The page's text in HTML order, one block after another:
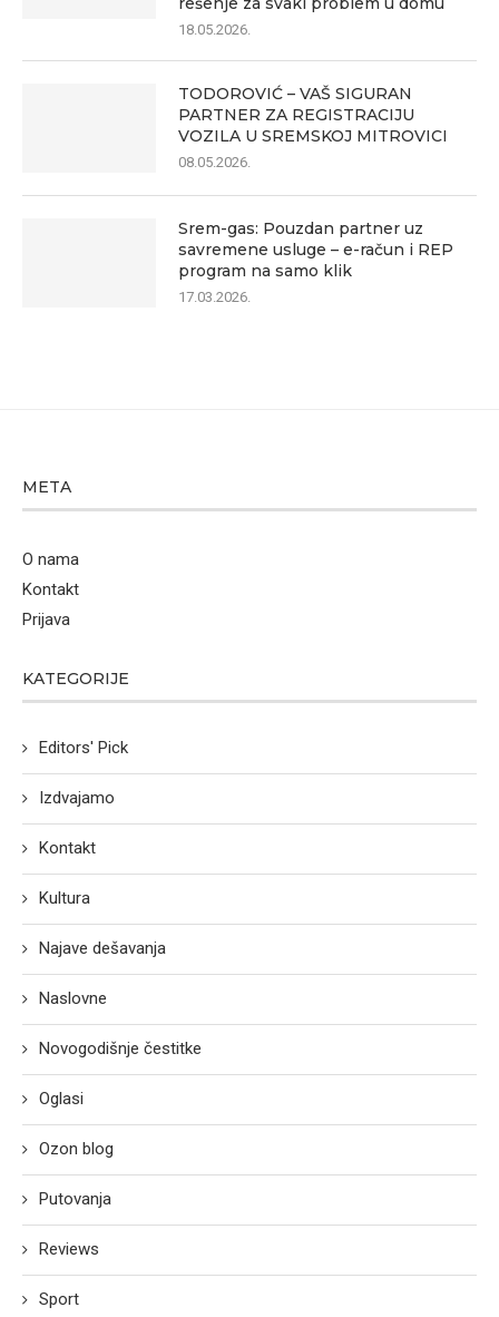
18.05.2026.
TODOROVIĆ – VAŠ SIGURAN
PARTNER ZA REGISTRACIJU
VOZILA U SREMSKOJ MITROVICI
08.05.2026.
Srem-gas: Pouzdan partner uz
savremene usluge – e-račun i REP
program na samo klik
17.03.2026.
META
O nama
Kontakt
Prijava
KATEGORIJE
Editors' Pick
Izdvajamo
Kontakt
Kultura
Najave dešavanja
Naslovne
Novogodišnje čestitke
Oglasi
Ozon blog
Putovanja
Reviews
Sport